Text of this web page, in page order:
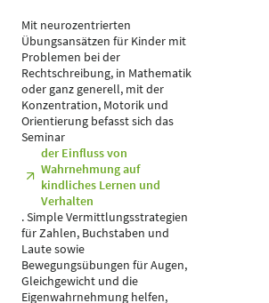
Mit neurozentrierten
Übungsansätzen für Kinder mit
Problemen bei der
Rechtschreibung, in Mathematik
oder ganz generell, mit der
Konzentration, Motorik und
Orientierung befasst sich das
Seminar
der Einfluss von
Wahrnehmung auf
kindliches Lernen und
Verhalten
. Simple Vermittlungsstrategien
für Zahlen, Buchstaben und
Laute sowie
Bewegungsübungen für Augen,
Gleichgewicht und die
Eigenwahrnehmung helfen,